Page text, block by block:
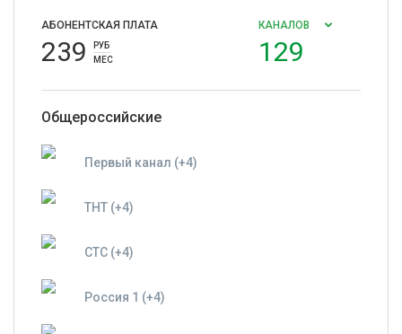
АБОНЕНТСКАЯ ПЛАТА
239
РУБ
МЕС
КАНАЛОВ
129
Общероссийские
Первый канал (+4)
ТНТ (+4)
СТС (+4)
Россия 1 (+4)